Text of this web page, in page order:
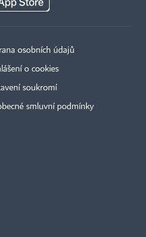
osobních údajů
o cookies
soukromí
smluvní podmínky